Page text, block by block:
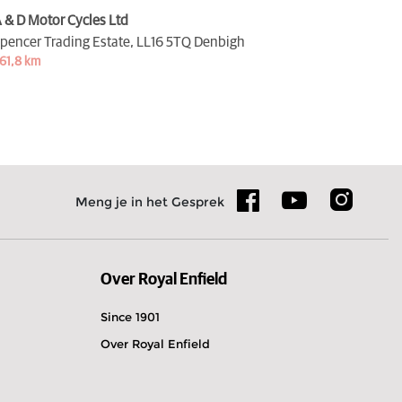
& D Motor Cycles Ltd
Trading Estate, LL16 5TQ Denbigh
km
Meng je in het Gesprek
Over Royal Enfield
Since 1901
Over Royal Enfield